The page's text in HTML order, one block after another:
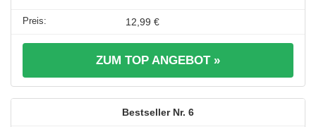
12,99 €
ZUM TOP ANGEBOT »
6